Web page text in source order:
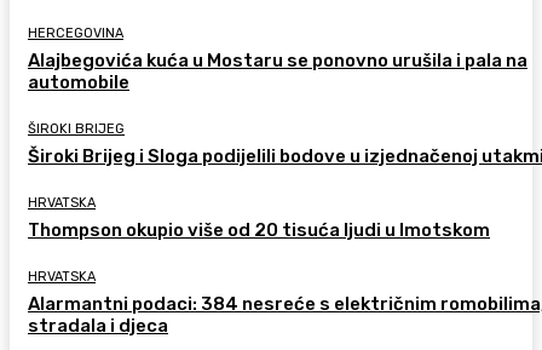
HERCEGOVINA
Alajbegovića kuća u Mostaru se ponovno urušila i pala na
automobile
ŠIROKI BRIJEG
Široki Brijeg i Sloga podijelili bodove u izjednačenoj
HRVATSKA
Thompson okupio više od 20 tisuća ljudi u Imotskom
HRVATSKA
Alarmantni podaci: 384 nesreće s električnim
stradala i djeca